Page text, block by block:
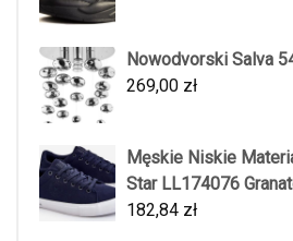
Nowodvorski Salva
269,00 zł
Męskie Niskie
Star LL174076
182,84 zł